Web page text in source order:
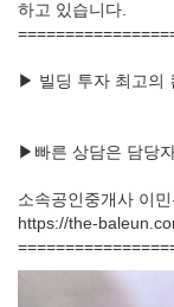
하고 있습
▶ 빌딩 투자 최
▶빠른 상담은
소속공인중개
https://the-